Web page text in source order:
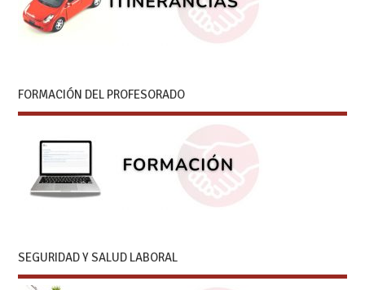
FORMACIÓN DEL PROFESORADO
SEGURIDAD Y SALUD LABORAL